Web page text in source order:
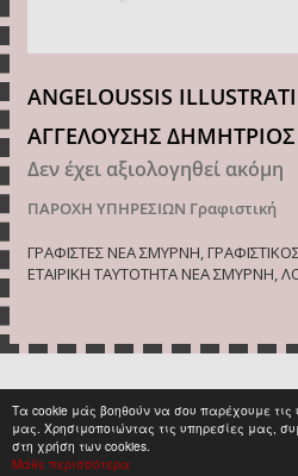
Τα cookie μάς βοηθούν να σου παρέχουμε τις
μας. Χρησιμοποιώντας τις υπηρεσίες μας,
στη χρήση των cookies.
Μάθε περισσότερα
ANGELOUSSIS
ΑΓΓΕΛΟΥΣΗΣ ΔΗΜΗΤΡΙΟΣ
Δεν έχει αξιολογηθεί ακόμη
ΠΑΡΟΧΗ ΥΠΗΡΕΣΙΩΝ Γραφιστική
ΓΡΑΦΙΣΤΕΣ ΝΕΑ ΣΜΥΡΝΗ,
ΕΤΑΙΡΙΚΗ ΤΑΥΤΟΤΗΤΑ ΝΕΑ ΣΜΥΡΝΗ,
< 1